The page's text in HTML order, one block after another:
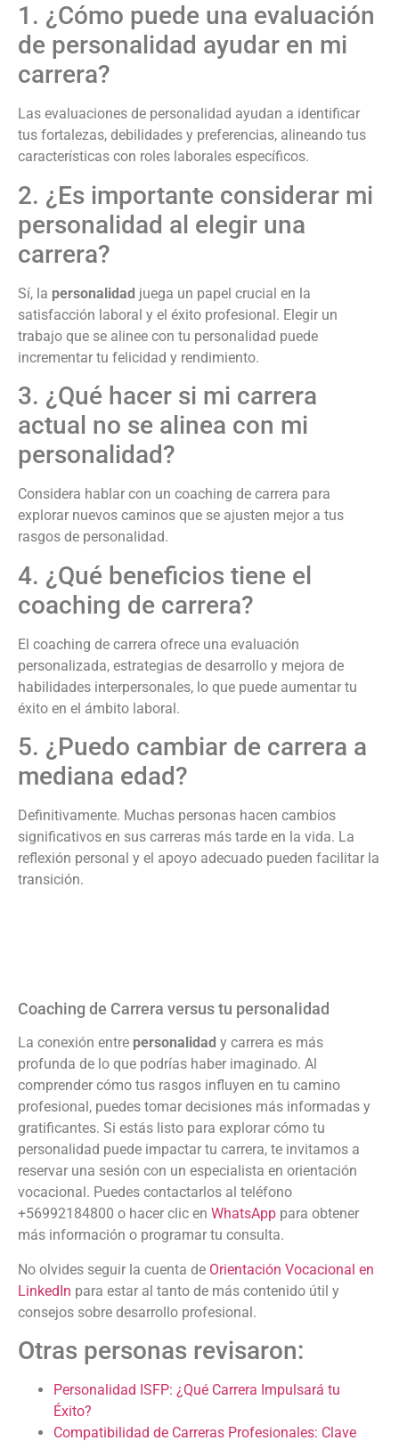
1. ¿Cómo puede una evaluación
de personalidad ayudar en mi
carrera?
Las evaluaciones de personalidad ayudan a identificar
tus fortalezas, debilidades y preferencias, alineando tus
características con roles laborales específicos.
2. ¿Es importante considerar mi
personalidad al elegir una
carrera?
Sí, la personalidad juega un papel crucial en la
satisfacción laboral y el éxito profesional. Elegir un
trabajo que se alinee con tu personalidad puede
incrementar tu felicidad y rendimiento.
3. ¿Qué hacer si mi carrera
actual no se alinea con mi
personalidad?
Considera hablar con un coaching de carrera para
explorar nuevos caminos que se ajusten mejor a tus
rasgos de personalidad.
4. ¿Qué beneficios tiene el
coaching de carrera?
El coaching de carrera ofrece una evaluación
personalizada, estrategias de desarrollo y mejora de
habilidades interpersonales, lo que puede aumentar tu
éxito en el ámbito laboral.
5. ¿Puedo cambiar de carrera a
mediana edad?
Definitivamente. Muchas personas hacen cambios
significativos en sus carreras más tarde en la vida. La
reflexión personal y el apoyo adecuado pueden facilitar la
transición.
Coaching de Carrera versus tu personalidad
La conexión entre personalidad y carrera es más
profunda de lo que podrías haber imaginado. Al
comprender cómo tus rasgos influyen en tu camino
profesional, puedes tomar decisiones más informadas y
gratificantes. Si estás listo para explorar cómo tu
personalidad puede impactar tu carrera, te invitamos a
reservar una sesión con un especialista en orientación
vocacional. Puedes contactarlos al teléfono
+56992184800 o hacer clic en WhatsApp para obtener
más información o programar tu consulta.
No olvides seguir la cuenta de Orientación Vocacional en
LinkedIn para estar al tanto de más contenido útil y
consejos sobre desarrollo profesional.
Otras personas revisaron:
Personalidad ISFP: ¿Qué Carrera Impulsará tu
Éxito?
Compatibilidad de Carreras Profesionales: Clave